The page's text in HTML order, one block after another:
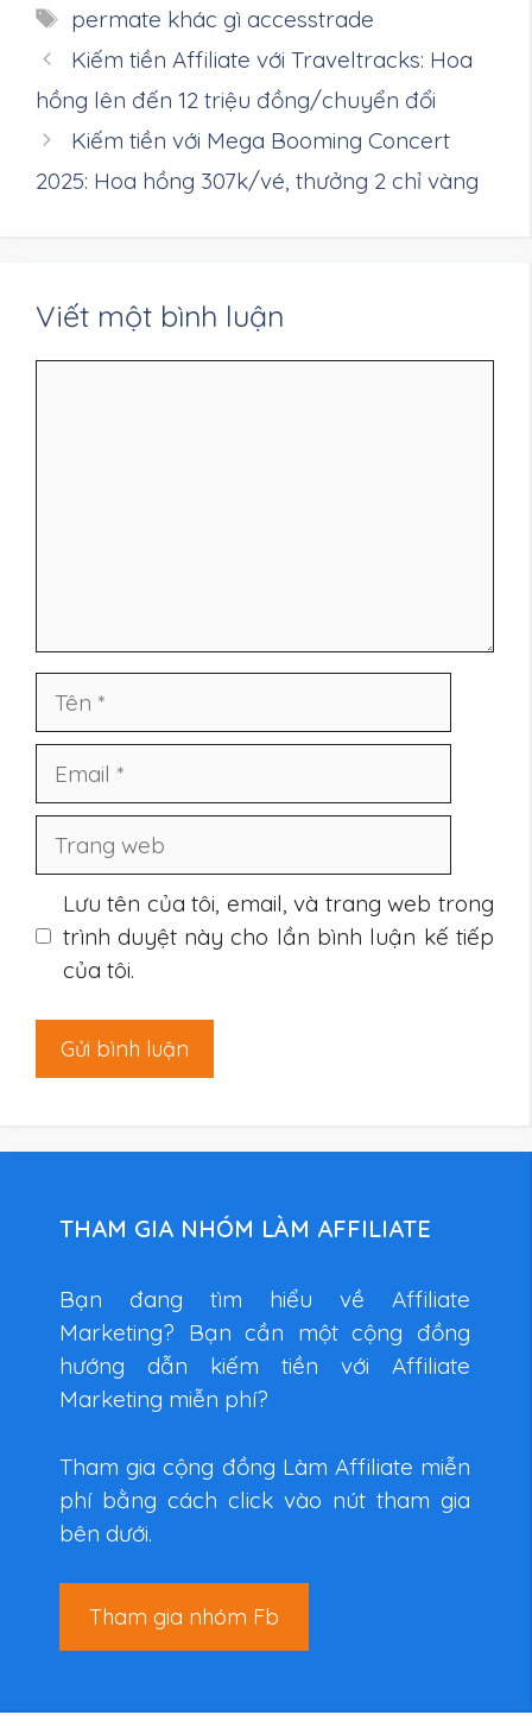
Thẻ
permate khác gì accesstrade
Kiếm tiền Affiliate với Traveltracks: Hoa
hồng lên đến 12 triệu đồng/chuyển đổi
Kiếm tiền với Mega Booming Concert
2025: Hoa hồng 307k/vé, thưởng 2 chỉ vàng
Viết một bình luận
Lưu tên của tôi, email, và trang web trong
trình duyệt này cho lần bình luận kế tiếp
của tôi.
THAM GIA NHÓM LÀM AFFILIATE
Bạn đang tìm hiểu về Affiliate
Marketing? Bạn cần một cộng đồng
hướng dẫn kiếm tiền với Affiliate
Marketing miễn phí?
Tham gia cộng đồng Làm Affiliate miễn
phí bằng cách click vào nút tham gia
bên dưới.
Tham gia nhóm Fb